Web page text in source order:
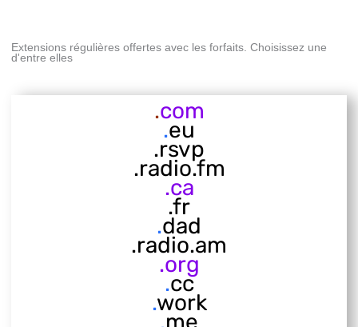
Extensions régulières offertes avec les forfaits. Choisissez une
d'entre elles
.com
.eu
.rsvp
.radio.fm
.ca
.fr
.dad
.radio.am
.org
.cc
.work
.me